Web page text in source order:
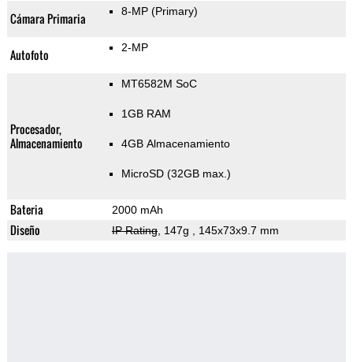
Cámara Primaria 8-MP (Primary)
Autofoto 2-MP
Procesador,
Almacenamiento
MT6582M SoC
1GB RAM
4GB Almacenamiento
MicroSD (32GB max.)
Bateria 2000 mAh
Diseño IP Rating, 147g , 145x73x9.7 mm